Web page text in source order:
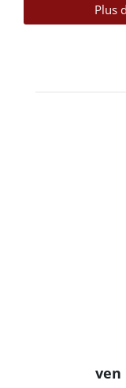
Plus
ven